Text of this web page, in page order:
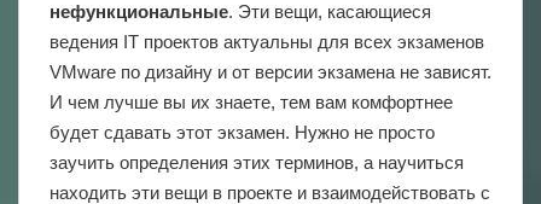
нефункциональные. Эти вещи, касающиеся
ведения IT проектов актуальны для всех экзаменов
VMware по дизайну и от версии экзамена не зависят.
И чем лучше вы их знаете, тем вам комфортнее
будет сдавать этот экзамен. Нужно не просто
заучить определения этих терминов, а научиться
находить эти вещи в проекте и взаимодействовать с